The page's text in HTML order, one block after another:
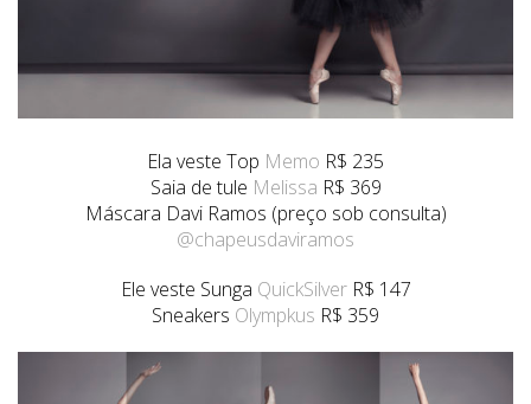
Ela veste Top Memo R$ 235
Saia de tule Melissa R$ 369
Máscara Davi Ramos (preço sob consulta)
@chapeusdaviramos
Ele veste Sunga QuickSilverR$ 147
Sneakers Olympkus R$ 359